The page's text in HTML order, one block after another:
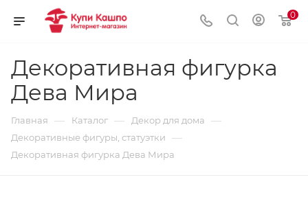
0
Декоративная фигурка
Дева Мира
Главная — Каталог — Декор для дома —
Декоративные фигуры, статуэтки —
Декоративная фигурка Дева Мира